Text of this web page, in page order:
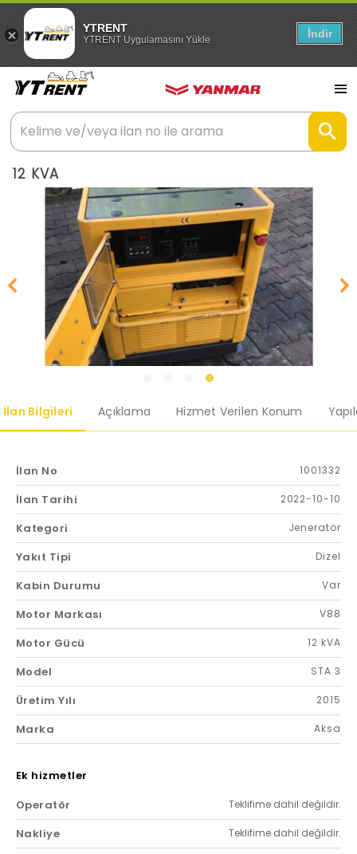
YTRENT
YTRENT Uygulamasını Yükle İndir
12 KVA
İlan Bilgileri Açıklama Hizmet Verilen Konum
İlan No 1001332
İlan Tarihi 2022-10-10
Kategori Jeneratör
Yakıt Tipi Dizel
Kabin Durumu Var
Motor Markası V88
Motor Gücü 12 kVA
Model STA 3
Üretim Yılı 2015
Marka Aksa
Ek hizmetler
Operatör
Teklifime dahil değildir.
Nakliye Teklifime dahil değildir.